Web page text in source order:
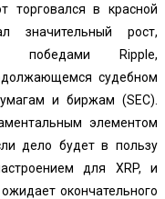
торговался в красной
значительный рост,
победами Ripple,
судебном
и биржам (SEC).
элементом
дело будет в пользу
для XRP, и
окончательного